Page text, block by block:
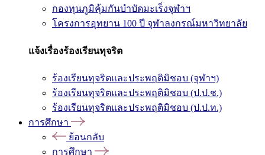
กองทุนภูมิคุ้มกันบำบัดมะเร็งจุฬาฯ
โครงการอุทยาน 100 ปี จุฬาลงกรณ์มหาวิทยาลัย
แจ้งเรื่องร้องเรียนทุจริต
ร้องเรียนทุจริตและประพฤติมิชอบ (จุฬาฯ)
ร้องเรียนทุจริตและประพฤติมิชอบ (ป.ป.ช.)
ร้องเรียนทุจริตและประพฤติมิชอบ (ป.ป.ท.)
การศึกษา
ย้อนกลับ
การศึกษา